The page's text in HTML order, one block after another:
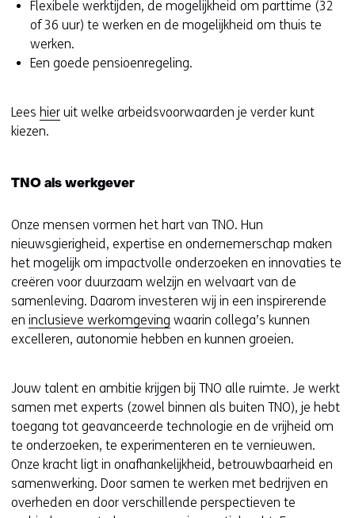
Flexibele werktijden, de mogelijkheid om parttime (32
of 36 uur) te werken en de mogelijkheid om thuis te
werken.
Een goede pensioenregeling.
Lees hier uit welke arbeidsvoorwaarden je verder kunt
kiezen.
TNO als werkgever
Onze mensen vormen het hart van TNO. Hun
nieuwsgierigheid, expertise en ondernemerschap maken
het mogelijk om impactvolle onderzoeken en innovaties te
creëren voor duurzaam welzijn en welvaart van de
samenleving. Daarom investeren wij in een inspirerende
en inclusieve werkomgeving waarin collega’s kunnen
excelleren, autonomie hebben en kunnen groeien.
Jouw talent en ambitie krijgen bij TNO alle ruimte. Je werkt
samen met experts (zowel binnen als buiten TNO), je hebt
toegang tot geavanceerde technologie en de vrijheid om
te onderzoeken, te experimenteren en te vernieuwen.
Onze kracht ligt in onafhankelijkheid, betrouwbaarheid en
samenwerking. Door samen te werken met bedrijven en
overheden en door verschillende perspectieven te